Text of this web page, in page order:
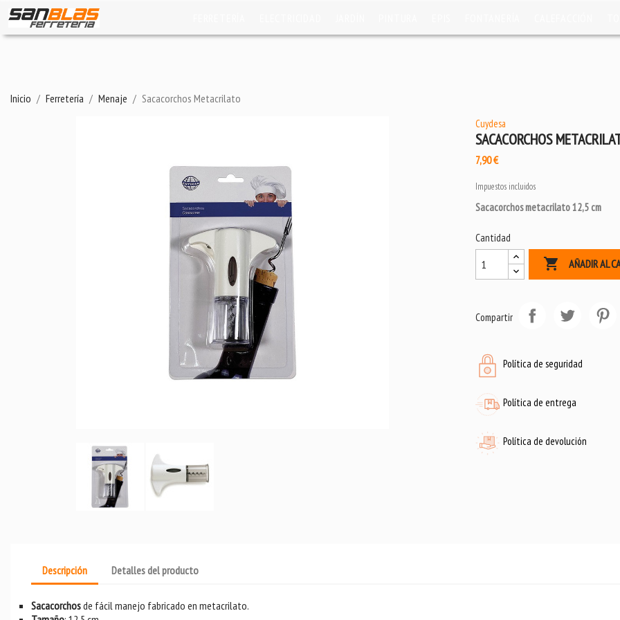
Inicio Ferretería Menaje Sacacorchos Metacrilato
Cuydesa
SACACORCHOS
7,90 €
Impuestos incluidos
Sacacorchos metacrilato 12,5 cm
Cantidad
 AÑADIR AL
Compartir
Política de seguridad
Política de entrega
Política de devolución
Descripción Detalles del producto
Sacacorchosde fácil manejo fabricado en metacrilato.